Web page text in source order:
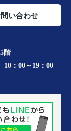
い合わせ
階
10：00～19：00